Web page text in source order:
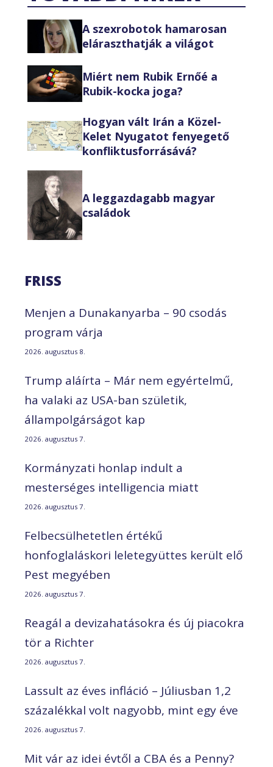
A szexrobotok hamarosan
eláraszthatják a világot
Miért nem Rubik Ernőé a
Rubik-kocka joga?
Hogyan vált Irán a Közel-
Kelet Nyugatot fenyegető
konfliktusforrásává?
A leggazdagabb magyar
családok
FRISS
Menjen a Dunakanyarba – 90 csodás
program várja
2026. augusztus 8.
Trump aláírta – Már nem egyértelmű,
ha valaki az USA-ban születik,
állampolgárságot kap
2026. augusztus 7.
Kormányzati honlap indult a
mesterséges intelligencia miatt
2026. augusztus 7.
Felbecsülhetetlen értékű
honfoglaláskori leletegyüttes került elő
Pest megyében
2026. augusztus 7.
Reagál a devizahatásokra és új piacokra
tör a Richter
2026. augusztus 7.
Lassult az éves infláció – Júliusban 1,2
százalékkal volt nagyobb, mint egy éve
2026. augusztus 7.
Mit vár az idei évtől a CBA és a Penny?